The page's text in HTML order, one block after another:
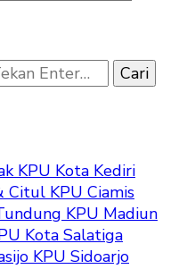
KPU Kota Kediri
Citul KPU Ciamis
KPU Madiun
Kota Salatiga
KPU Sidoarjo